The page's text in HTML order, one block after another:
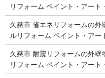
リフォーム ペイント・アート
久慈市 省エネリフォームの外
ルリフォーム ペイント・アー
久慈市 耐震リフォームの外
リフォーム ペイント・アート